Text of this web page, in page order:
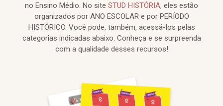
no Ensino Médio. No site STUD HISTÓRIA, eles estão
organizados por ANO ESCOLAR e por PERÍODO
HISTÓRICO. Você pode, também, acessá-los pelas
categorias indicadas abaixo. Conheça e se surpreenda
com a qualidade desses recursos!